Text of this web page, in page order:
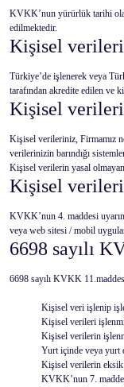
KVKK’nun yürürlük tarihi
edilmektedir.
Kişisel
Türkiye’de işlenerek veya
tarafından akredite edilen ve
Kişisel
Kişisel verileriniz, Firmamız
verilerinizin barındığı
Kişisel verilerin yasal
Kişisel
KVKK’nun 4. maddesi
veya web sitesi / mobil
6698 sayılı
6698 sayılı KVKK
Kişisel veri işlenip
Kişisel verileri
Kişisel verilerin
Yurt içinde veya yurt
Kişisel verilerin eksik
KVKK’nun 7.